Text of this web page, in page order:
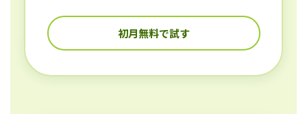
初月無料で試す